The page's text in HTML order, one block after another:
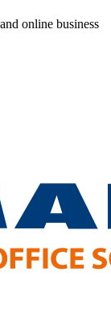
online business